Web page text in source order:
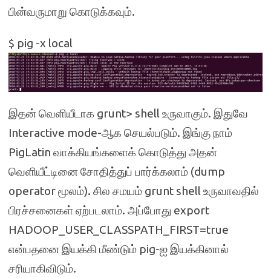
பின்வருமாறு கொடுக்கவும்.
$ pig -x local
இதன் வெளியீடாக grunt> shell உருவாகும். இதுவே
Interactive mode-ஆக செயல்படும். இங்கு நாம்
PigLatin வாக்கியங்களைக் கொடுத்து அதன்
வெளியீட்டினை சோதித்துப் பார்க்கலாம் (dump
operator மூலம்). சில சமயம் grunt shell உருவாவதில்
பிரச்சனைகள் ஏற்படலாம். அப்போது export
HADOOP_USER_CLASSPATH_FIRST=true
என்பதனை இயக்கி மீண்டும் pig-ஐ இயக்கினால்
சரியாகிவிடும்.